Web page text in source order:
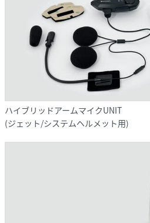
ハイブリッドアームマイクUNIT
(ジェット/システムヘルメット用)